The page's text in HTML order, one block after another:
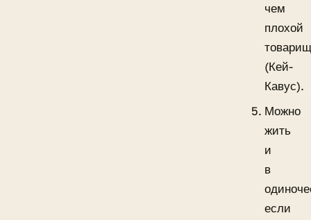
чем
плохой
(Кей-
Кавус).
Можно
жить
и
в
если